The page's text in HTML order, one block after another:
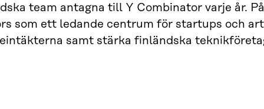
team antagna till Y Combinator varje år.
som ett ledande centrum för startups och
samt stärka finländska